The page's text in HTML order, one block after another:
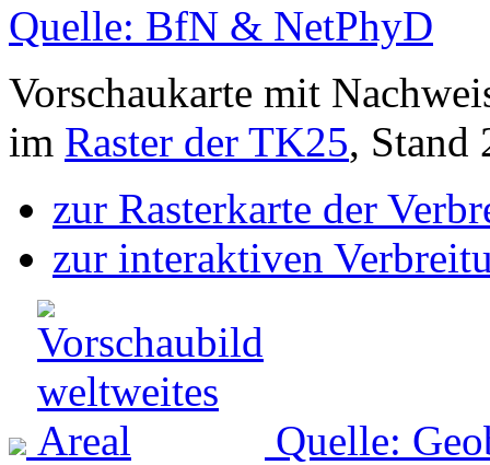
Quelle: BfN & NetPhyD
Vorschaukarte mit
im Raster der TK25, Stand
zur Rasterkarte der
zur interaktiven
Quelle: